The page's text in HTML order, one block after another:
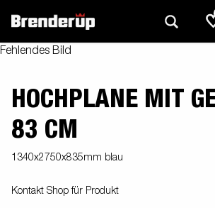
Fehlendes Bild
HOCHPLANE MIT
83 CM
1340x2750x835mm blau
Kontakt Shop für Produkt